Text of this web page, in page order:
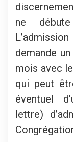
ne
demande
mois avec
qui peut
éventuel
lettre)